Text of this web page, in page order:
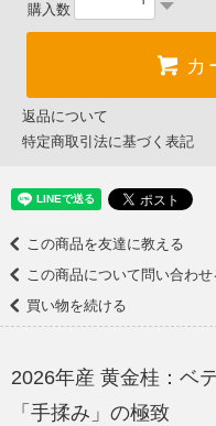
購入数
カ
返品について
特定商取引法に基づく表記
この商品を友達に教える
この商品について問い合わせ
買い物を続ける
2026年産 黄金桂：ベ
「手揉み」の極致